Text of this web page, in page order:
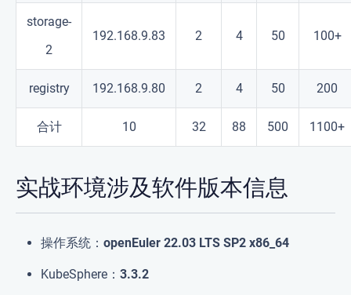
storage-
2
192.168.9.83 2 4 50 100+
registry 192.168.9.80 2 4 50 200
合计 10 32 88 500 1100+
实战环境涉及软件版本信息
操作系统： openEuler 22.03 LTS SP2 x86_64
KubeSphere： 3.3.2